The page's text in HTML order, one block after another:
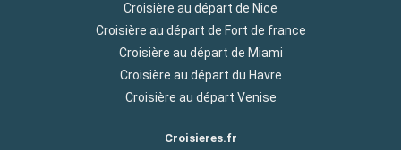
Croisière au départ de Nice
Croisière au départ de Fort de france
Croisière au départ de Miami
Croisière au départ du Havre
Croisière au départ Venise
Croisieres.fr